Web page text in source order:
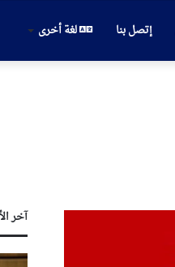
إتصل بنا لغة أخرى
آخر